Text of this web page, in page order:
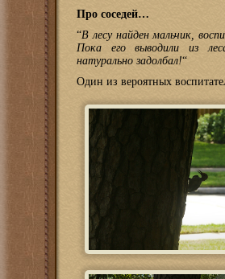
Про соседей…
“В лесу найден мальчик,
Пока его выводили из
натурально задолбал!“
Один из вероятных